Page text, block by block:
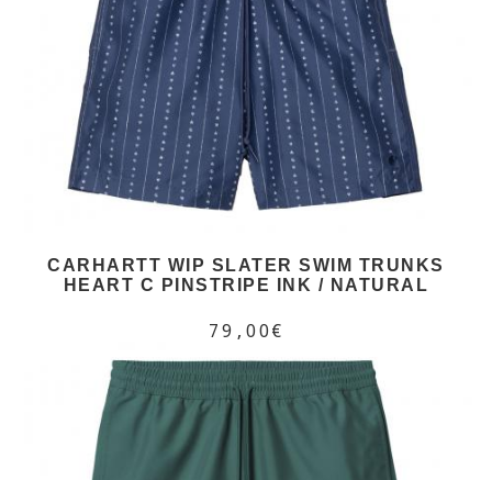
CARHARTT WIP SLATER SWIM TRUNKS
HEART C PINSTRIPE INK / NATURAL
79,00€